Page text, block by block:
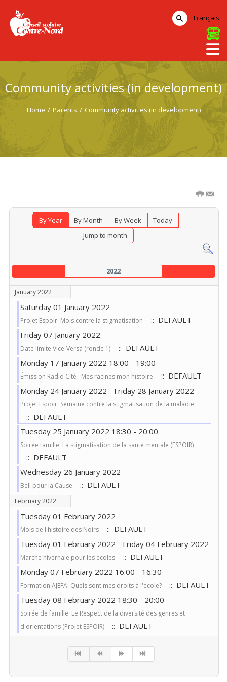
Community activities (in development)
Home / Parents / Community activities (in development)
By Year By Month By Week
Today
Jump to month
2022
January 2022
Saturday 01 January 2022
Projet Espoir: Mois contre la stigmatisation
:: DEFAULT
Friday 07 January 2022
Date limite Vice-Versa (ronde 1)
:: DEFAULT
Monday 17 January 2022 18:00 - 19:00
Émission Radio Cité : Mes racines mon histoire
:: DEFAULT
Monday 24 January 2022 - Friday 28 January 2022
Projet Espoir: Semaine contre la stigmatisation de la maladie
:: DEFAULT
Tuesday 25 January 2022 18:30 - 20:00
Soirée famille: La stigmatisation de la santé mentale (ESPOIR)
:: DEFAULT
Wednesday 26 January 2022
Bell pour la Cause :: DEFAULT
February 2022
Tuesday 01 February 2022
Mois de l'histoire des Noirs
:: DEFAULT
Tuesday 01 February 2022 - Friday 04 February 2022
Marche hivernale pour les écoles
:: DEFAULT
Monday 07 February 2022 16:00 - 16:30
Formation AJEFA: Quels sont mes droits à l'école?
:: DEFAULT
Tuesday 08 February 2022 18:30 - 20:00
Soirée de famille: Le Respect de la diversité des genres et
d'orientations (Projet ESPOIR)
:: DEFAULT
Français